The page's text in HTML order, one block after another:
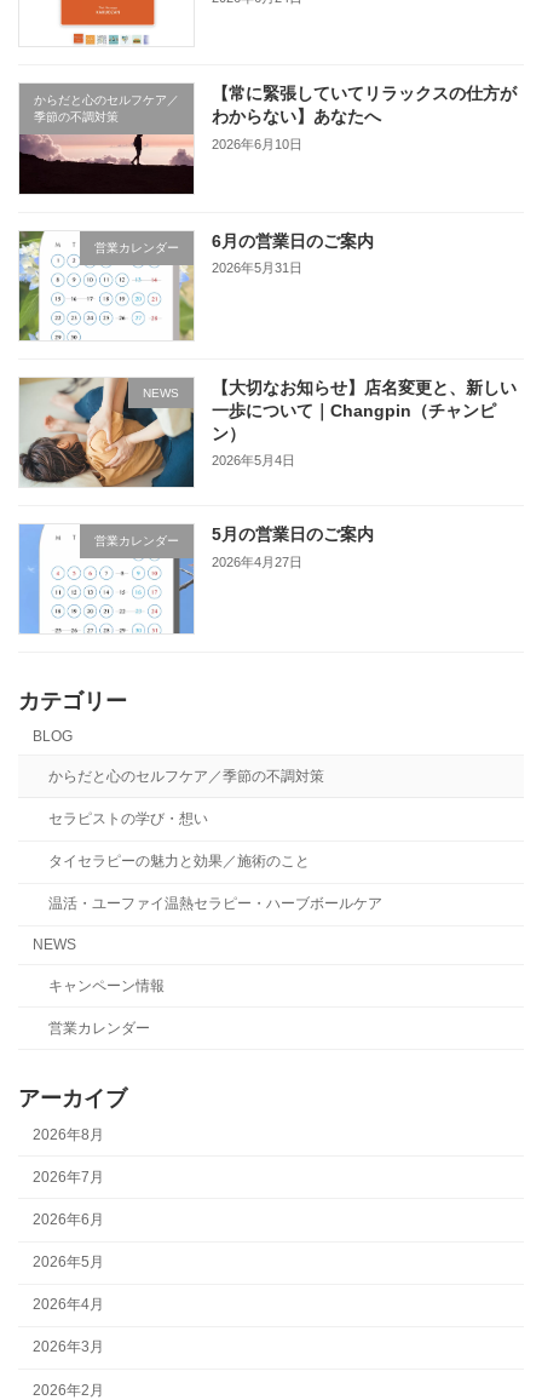
からだと心のセルフケア／
季節の不調対策
【常に緊張していてリラックスの仕方が
わからない】あなたへ
2026年6月10日
営業カレンダー 6月の営業日のご案内
2026年5月31日
NEWS
【大切なお知らせ】店名変更と、新しい
一歩について｜Changpin（チャンピ
ン）
2026年5月4日
営業カレンダー 5月の営業日のご案内
2026年4月27日
カテゴリー
BLOG
からだと心のセルフケア／季節の不調対策
セラピストの学び・想い
タイセラピーの魅力と効果／施術のこと
温活・ユーファイ温熱セラピー・ハーブボールケア
NEWS
キャンペーン情報
営業カレンダー
アーカイブ
2026年8月
2026年7月
2026年6月
2026年5月
2026年4月
2026年3月
2026年2月